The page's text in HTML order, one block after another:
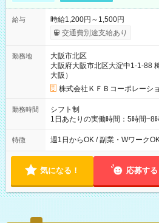
給与
時給1,200円～1,500円
交通費別途支給あり
勤務地
大阪市北区
大阪府大阪市北区大淀中1-1-88
大阪）
株式会社ＫＦＢコーポレーシ
勤務時間
シフト制
1日あたりの実働時間：5時間~8
9:30~18:00 実働7.5時間 ・
16:00~21:30 実働5.5時間
特徴 週1日からOK / 副業・Wワーク
気になる！ 応募する